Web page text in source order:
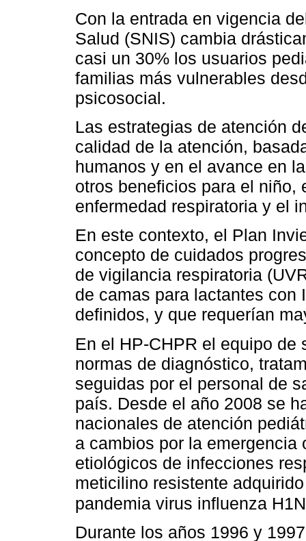
Con la entrada en vigencia
Salud (SNIS) cambia
casi un 30% los usuarios
familias más vulnerables
psicosocial.
Las estrategias de atención
calidad de la atención,
humanos y en el avance en
otros beneficios para el niño,
enfermedad respiratoria y el
En este contexto, el Plan
concepto de cuidados
de vigilancia respiratoria
de camas para lactantes con
definidos, y que requerían
En el HP-CHPR el equipo
normas de diagnóstico,
seguidas por el personal de
país. Desde el año 2008 se
nacionales de atención
a cambios por la emergencia
etiológicos de infecciones
meticilino resistente
pandemia virus influenza
Durante los años 1996 y